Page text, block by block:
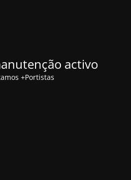
activo
+Portistas